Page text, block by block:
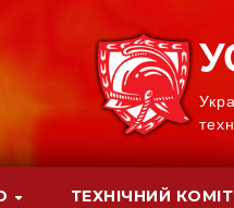
ТЕХНІЧНИЙ